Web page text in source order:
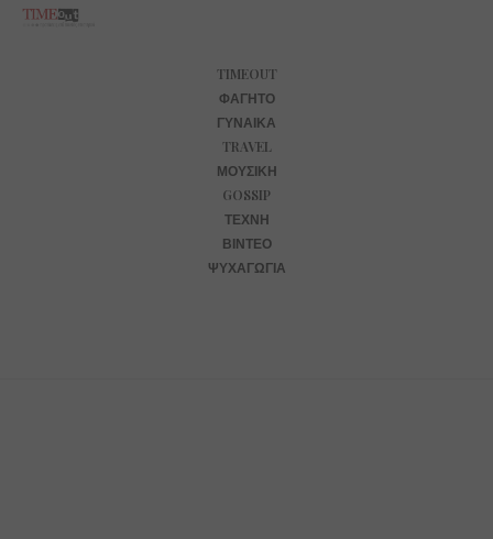
TIMEOUT
ΦΑΓΗΤΌ
ΓΥΝΑΊΚΑ
TRAVEL
ΜΟΥΣΙΚΉ
GOSSIP
ΤΈΧΝΗ
ΒΊΝΤΕΟ
ΨΥΧΑΓΩΓΊΑ